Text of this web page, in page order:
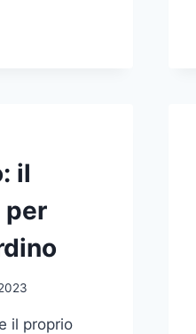
il
per
il proprio